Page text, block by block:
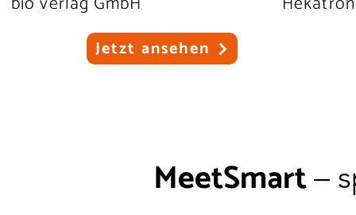
Jetzt ansehen
MeetSmart–